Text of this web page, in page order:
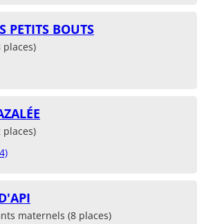
PETITS BOUTS
places)
maternels (8 places)